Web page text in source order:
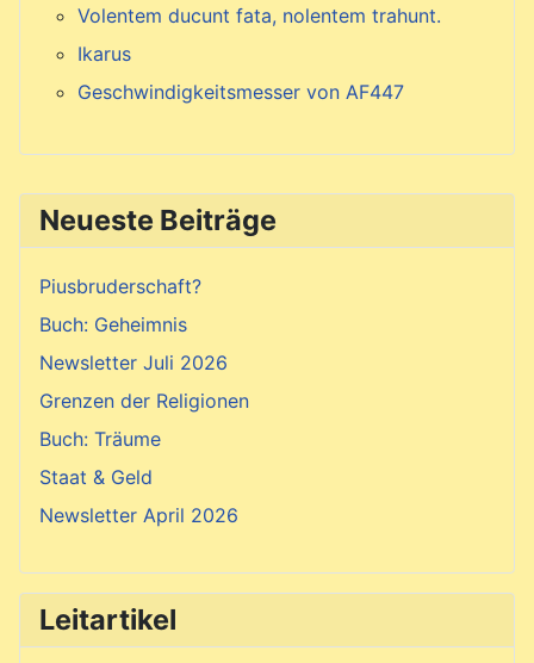
Neueste Beiträge
Piusbruderschaft?
Buch: Geheimnis
Newsletter Juli 2026
Grenzen der Religionen
Buch: Träume
Staat & Geld
Newsletter April 2026
Leitartikel
Volentem ducunt fata, nolentem trahunt.
Ikarus
Geschwindigkeitsmesser von AF447